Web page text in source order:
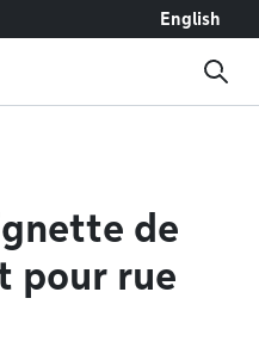
English
de
pour rue